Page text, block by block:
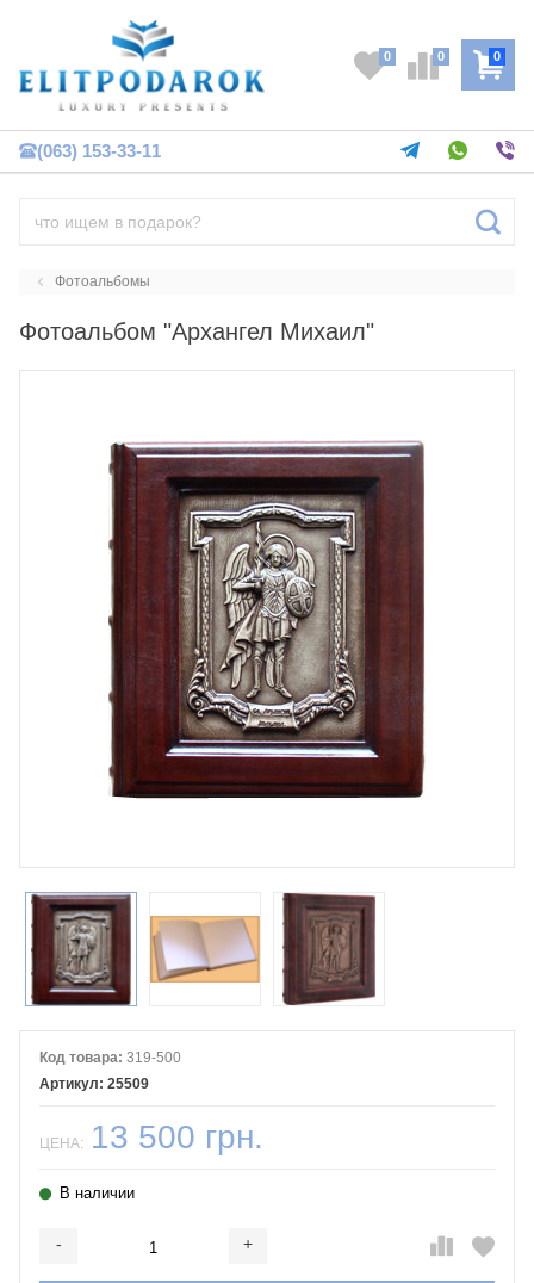
0
0 0
(063) 153-33-11
Фотоальбомы
Фотоальбом "Архангел Михаил"
Код товара: 319-500
25509
ЦЕНА: 13 500 грн.
В наличии
- +